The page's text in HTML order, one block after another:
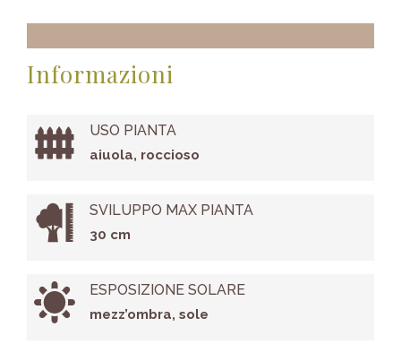
Informazioni
USO PIANTA
aiuola, roccioso
SVILUPPO MAX PIANTA
30 cm
ESPOSIZIONE SOLARE
mezz’ombra, sole